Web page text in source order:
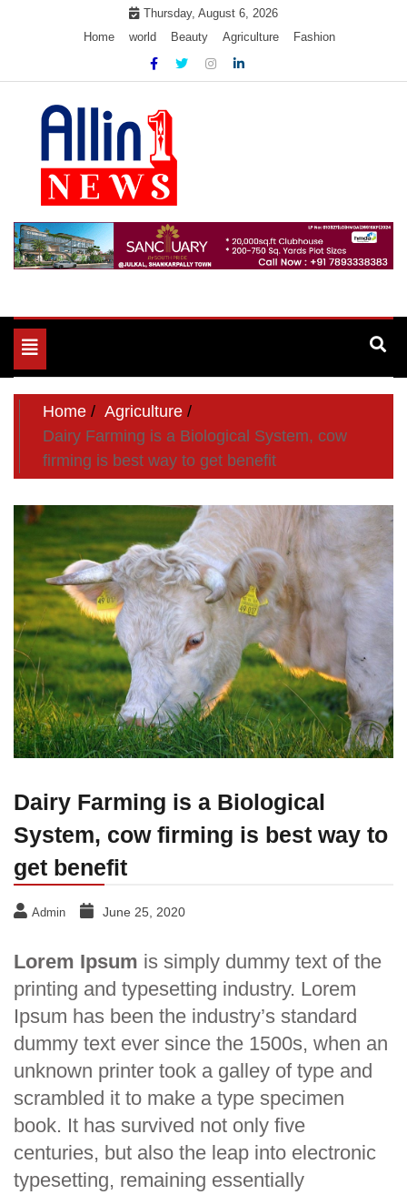
Thursday, August 6, 2026
Home
world Beauty Agriculture Fashion
Allin1news
Toggle
navigation
Home
Agriculture
Dairy Farming is a Biological System, cow
firming is best way to get benefit
Dairy Farming is a Biological
System, cow firming is best way to
get benefit
Admin June 25, 2020
Lorem Ipsum is simply dummy text of the
printing and typesetting industry. Lorem
Ipsum has been the industry’s standard
dummy text ever since the 1500s, when an
unknown printer took a galley of type and
scrambled it to make a type specimen
book. It has survived not only five
centuries, but also the leap into electronic
typesetting, remaining essentially